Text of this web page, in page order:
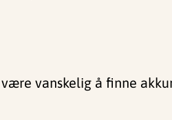
vanskelig å finne